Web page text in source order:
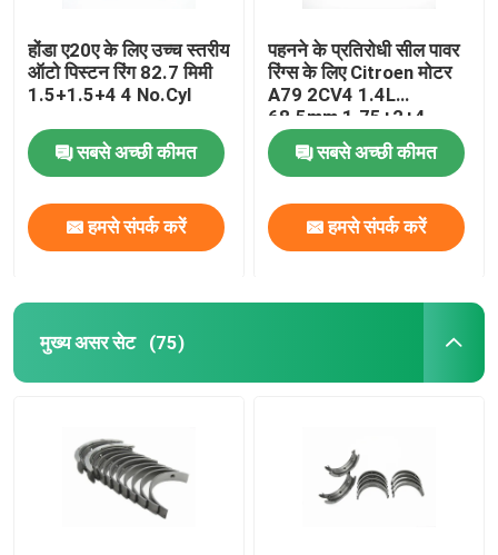
होंडा ए20ए के लिए उच्च स्तरीय
ऑटो पिस्टन रिंग 82.7 मिमी
1.5+1.5+4 4 No.Cyl
सबसे अच्छी कीमत
हमसे संपर्क करें
पहनने के प्रतिरोधी सील पावर
रिंग्स के लिए Citroen मोटर
A79 2CV4 1.4L
68.5mm 1.75+2+4
सबसे अच्छी कीमत
हमसे संपर्क करें
मुख्य असर सेट (75)